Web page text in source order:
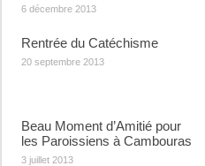
6 décembre 2013
Rentrée du Catéchisme
20 septembre 2013
Beau Moment d’Amitié pour
les Paroissiens à Cambouras
3 juillet 2013